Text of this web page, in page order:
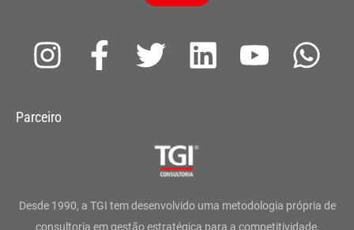
I
s
g
F
a
o
T
t
e
L
d
Y
b
W
a
Parceiro
Desde 1990, a TGI tem desenvolvido uma metodologia própria de
consultoria em gestão estratégica para a competitividade,